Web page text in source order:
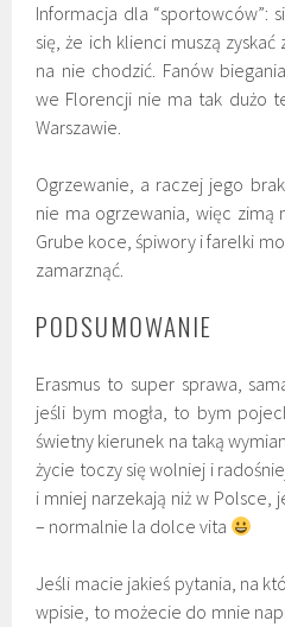
Informacja dla “sportowców”:
się, że ich klienci muszą
na nie chodzić. Fanów
we Florencji nie ma tak dużo
Warszawie.
Ogrzewanie, a raczej jego
nie ma ogrzewania, więc zimą
Grube koce, śpiwory i farelki
zamarznąć.
PODSUMOWANIE
Erasmus to super sprawa,
jeśli bym mogła, to bym
świetny kierunek na taką
życie toczy się wolniej i
i mniej narzekają niż w Polsce,
– normalnie la dolce vita
Jeśli macie jakieś pytania, na
wpisie, to możecie do mnie